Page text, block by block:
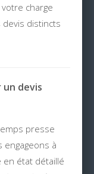
charge
distincts
devis
presse
engageons à
état détaillé